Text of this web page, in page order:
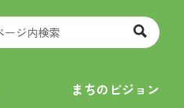
まちのビジョン